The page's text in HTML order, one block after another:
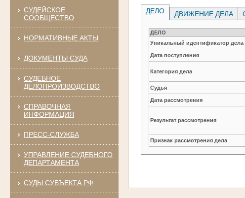
СУДЕЙСКОЕ
СООБЩЕСТВО
НОРМАТИВНЫЕ АКТЫ
ДОКУМЕНТЫ СУДА
СУДЕБНОЕ
ДЕЛОПРОИЗВОДСТВО
СПРАВОЧНАЯ
ИНФОРМАЦИЯ
ПРЕСС-СЛУЖБА
УПРАВЛЕНИЕ СУДЕБНОГО
ДЕПАРТАМЕНТА
СУДЫ СУБЪЕКТА РФ
ДЕЛО ДВИЖЕНИЕ ДЕЛА
ДЕЛО
Уникальный идентификатор дела
Дата поступления
Категория дела
Судья
Дата рассмотрения
Результат рассмотрения
Признак рассмотрения дела